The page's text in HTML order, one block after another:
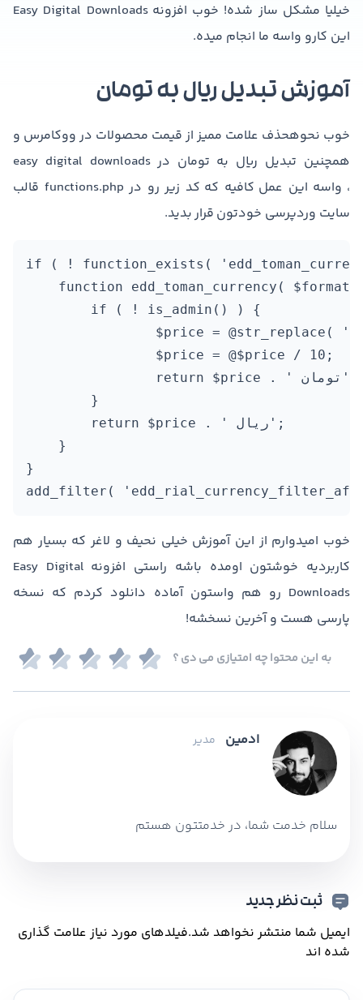
خیلیا مشکل ساز شده! خوب افزونه Easy Digital Downloads
این کارو واسه ما انجام میده.
آموزش تبدیل ریال به تومان
خوب نحوهحذف علامت ممیز از قیمت محصولات در ووکامرس و
همچنین تبدیل ریال به تومان در easy digital downloads
، واسه این عمل کافیه که کد زیر رو در functions.php قالب
سایت وردپرسی خودتون قرار بدید.
if ( ! function_exists(
function edd_toman_currency(
        if ( ! is_admin() ) {
$price = @str_replace(
                $price = @$price / 10;
                return $price . ' تومان';
        }
        return $price . ' ریال';
    }
}
add_filter(
خوب امیدوارم از این آموزش خیلی نحیف و لاغر که بسیار هم
کاربردیه خوشتون اومده باشه راستی افزونه Easy Digital
Downloads رو هم واستون آماده دانلود کردم که نسخه
پارسی هست و آخرین نسخشه!
به این محتوا چه امتیازی می دی ؟
ادمین مدیر
سلام خدمت شما، در خدمتتون هستم
ثبت نظر جدید
ایمیل شما منتشر نخواهد شد.فیلدهای مورد نیاز علامت گذاری
شده اند